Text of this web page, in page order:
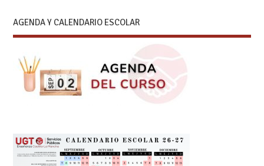
AGENDA Y CALENDARIO ESCOLAR